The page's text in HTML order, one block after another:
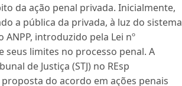
da ação penal privada. Inicialmente,
a pública da privada, à luz do sistema
introduzido pela Lei nº
seus limites no processo penal. A
de Justiça (STJ) no REsp
do acordo em ações penais